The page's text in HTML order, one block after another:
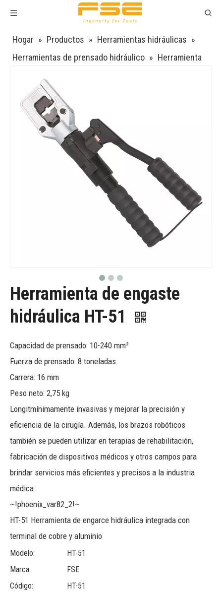
Hogar » Productos » Herramientas hidráulicas »
Herramientas de prensado hidráulico » Herramienta
Herramienta de engaste
hidráulica HT-51
Capacidad de prensado: 10-240 mm²
Fuerza de prensado: 8 toneladas
Carrera: 16 mm
Peso neto: 2,75 kg
Longitmínimamente invasivas y mejorar la precisión y
eficiencia de la cirugía. Además, los brazos robóticos
también se pueden utilizar en terapias de rehabilitación,
fabricación de dispositivos médicos y otros campos para
brindar servicios más eficientes y precisos a la industria
médica.
~!phoenix_var82_2!~
HT-51 Herramienta de engarce hidráulica integrada con
terminal de cobre y aluminio
Modelo:
HT-51
Marca:
FSE
Código:
HT-51